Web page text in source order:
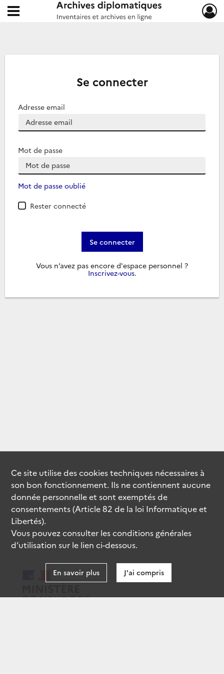
Archives diplomatiques
Ouvrir le menu déroulant
Se connecter
Adresse email
Mot de passe
Mot de passe oublié
Rester connecté
Se connecter
Vous n’avez pas encore d'espace personnel ?
Inscrivez-vous.
Ce site utilise descookiestechniques nécessaires à
son bon fonctionnement. Ils ne contiennent aucune
donnée personnelle et sont exemptés de
consentements (Article 82 de la loi Informatique et
Libertés).
Vous pouvez consulter les conditions générales
d’utilisation sur le lien ci-dessous.
En savoir plus J'ai compris